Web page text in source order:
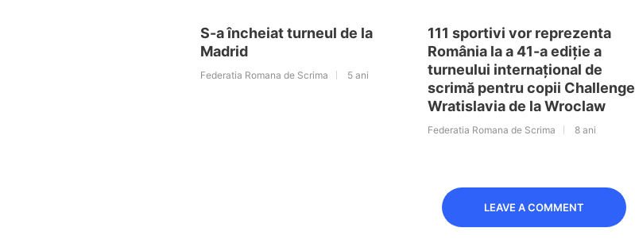
S-a încheiat turneul de la
Madrid
Federatia Romana de Scrima 5 ani
111 sportivi vor reprezenta
România la a 41-a ediție a
turneului internațional de
scrimă pentru copii Challenge
Wratislavia de la Wroclaw
Federatia Romana de Scrima 8 ani
LEAVE A COMMENT